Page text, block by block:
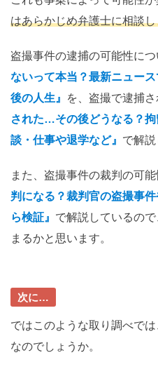
はあらかじめ弁護士に相談
盗撮事件の逮捕の可能性につ
ないって本当？最新ニュー
後の人生』
を、盗撮で逮捕
された…その後どうなる？
談・仕事や退学など』 で解説
また、盗撮事件の裁判の可
判になる？裁判官の盗撮事
ら検証』 で解説しているの
まるかと思います。
次に…
ではこのような取り調べで
なのでしょうか。